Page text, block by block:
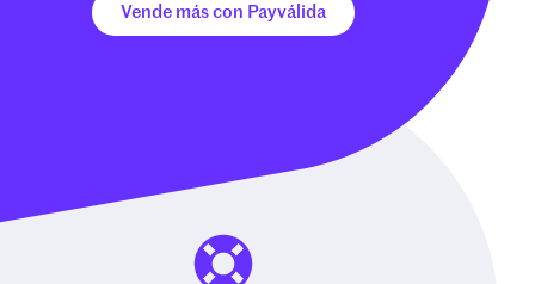
Vende más con Payválida